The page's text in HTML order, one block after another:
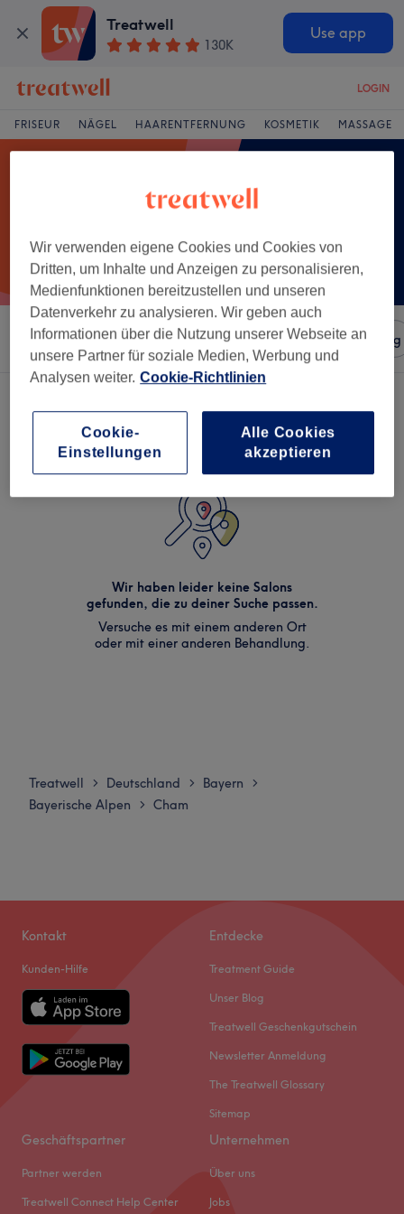
Treatwell
130K
Use app
LOGIN
FRISEUR NÄGEL HAARENTFERNUNG KOSMETIK MASSAGE
Sortieren nach Salons Expressangebote Bewertung
Wir haben leider keine Salons
gefunden, die zu deiner Suche passen.
Versuche es mit einem anderen Ort
oder mit einer anderen Behandlung.
Treatwell > Deutschland > Bayern >
Bayerische Alpen > Cham
Kontakt
Kunden-Hilfe
Entdecke
Treatment Guide
Unser Blog
Treatwell Geschenkgutschein
Newsletter Anmeldung
The Treatwell Glossary
Sitemap
Geschäftspartner
Partner werden
Treatwell Connect Help Center
Unternehmen
Über uns
Jobs
Wir verwenden eigene Cookies und Cookies von
Dritten, um Inhalte und Anzeigen zu personalisieren,
Medienfunktionen bereitzustellen und unseren
Datenverkehr zu analysieren. Wir geben auch
Informationen über die Nutzung unserer Webseite an
unsere Partner für soziale Medien, Werbung und
Analysen weiter. Cookie-Richtlinien
Cookie-
Einstellungen
Alle Cookies
akzeptieren